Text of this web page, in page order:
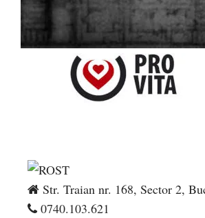
Str. Traian nr. 168, Sector 2,
0740.103.621